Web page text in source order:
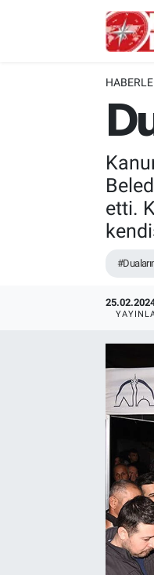
etti.
Kültür Sanat
Bilim, Teknoloji
İstanbul Hava
İstanbul Namaz
İstanbul Trafik
Süper Lig Puan
Tüm Manşetler
Son Dakika
Haber Arşivi